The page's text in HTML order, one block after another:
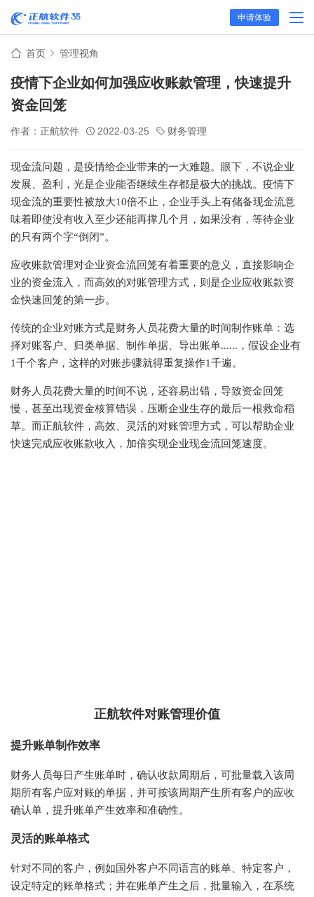
申请体验
首页 管理视角
疫情下企业如何加强应收账款管理，快速提升
资金回笼
作者：正航软件 2022-03-25 财务管理
现金流问题，是疫情给企业带来的一大难题。眼下，不说企业
发展、盈利，光是企业能否继续生存都是极大的挑战。疫情下
现金流的重要性被放大10倍不止，企业手头上有储备现金流意
味着即使没有收入至少还能再撑几个月，如果没有，等待企业
的只有两个字“倒闭”。
应收账款管理对企业资金流回笼有着重要的意义，直接影响企
业的资金流入，而高效的对账管理方式，则是企业应收账款资
金快速回笼的第一步。
传统的企业对账方式是财务人员花费大量的时间制作账单：选
择对账客户、归类单据、制作单据、导出账单......， 假设企业有
1千个客户 ，这样的对账步骤就得重复操作1千遍。
财务人员花费大量的时间不说，还容易出错，导致资金回笼
慢，甚至出现资金核算错误， 压断企业生存的最后一根救命稻
草。而正航软件，高效、灵活的对账管理方式，可以帮助企业
快速完成应收账款收入 ，加倍实现企业现金流回笼速度。
正航软件对账管理价值
提升账单制作效率
财务人员每日产生账单时，确认收款周期后，可批量载入该周
期所有客户应对账的单据，并可按该周期产生所有客户的应收
确认单，提升账单产生效率和准确性。
灵活的账单格式
针对不同的客户，例如国外客户不同语言的账单、特定客户，
设定特定的账单格式；并在账单产生之后，批量输入，在系统